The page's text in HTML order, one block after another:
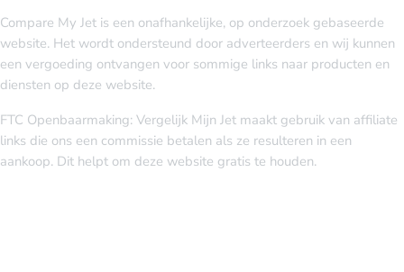
Compare My Jet is een onafhankelijke, op onderzoek gebaseerde
website. Het wordt ondersteund door adverteerders en wij kunnen
een vergoeding ontvangen voor sommige links naar producten en
diensten op deze website.
FTC Openbaarmaking: Vergelijk Mijn Jet maakt gebruik van affiliate
links die ons een commissie betalen als ze resulteren in een
aankoop. Dit helpt om deze website gratis te houden.